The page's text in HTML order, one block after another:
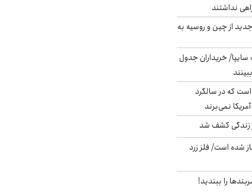
نداشتند
از چین و روسیه به
خریداران جدول
که در سالگرد
نمی‌برند
زندگی کشف شد
شده است/ فلز زرد
را ببندید!